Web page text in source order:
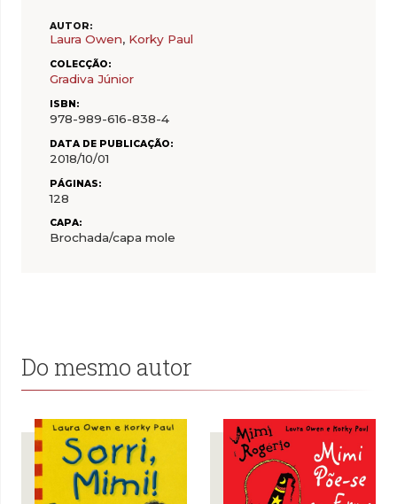
AUTOR:
Laura Owen, Korky Paul
COLECÇÃO:
Gradiva Júnior
ISBN:
978-989-616-838-4
DATA DE PUBLICAÇÃO:
2018/10/01
PÁGINAS:
128
CAPA:
Brochada/capa mole
Do mesmo autor